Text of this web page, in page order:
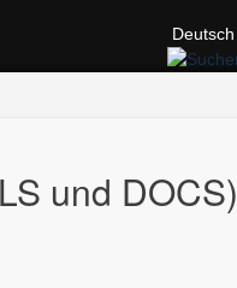
Deutsch
und DOCS)